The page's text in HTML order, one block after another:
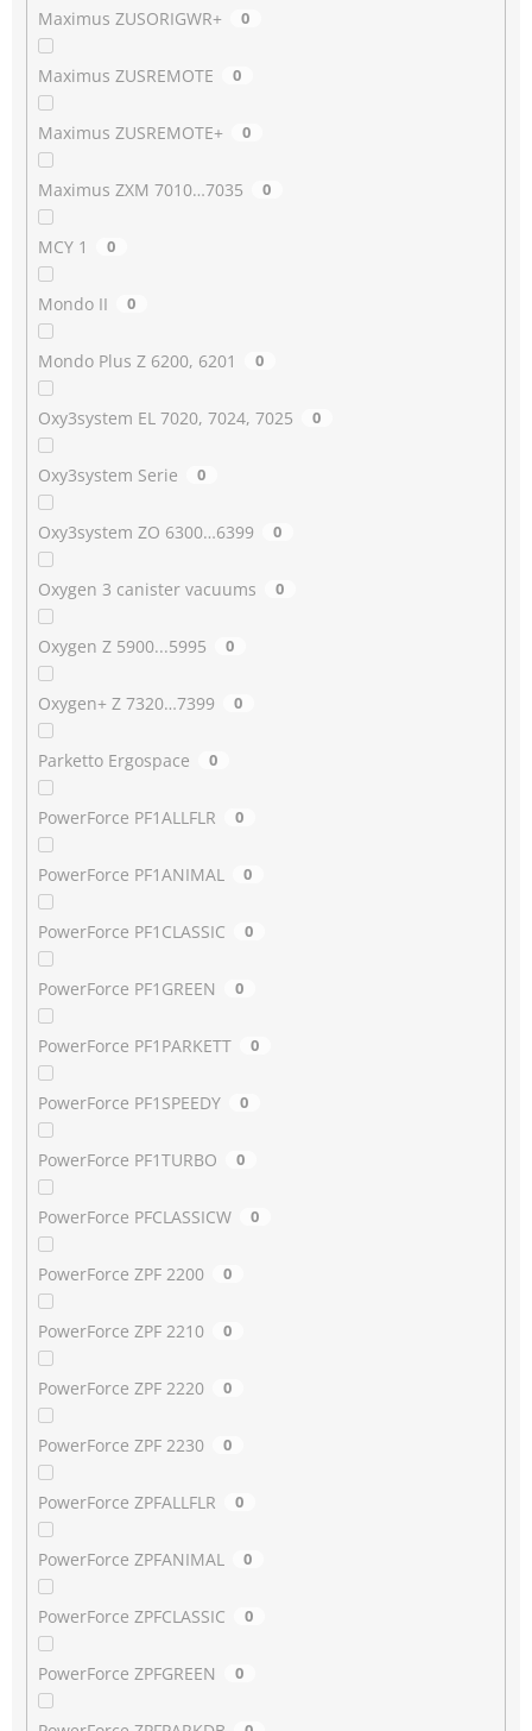
Maximus ZUSORIGWR+ 0
Maximus ZUSREMOTE 0
Maximus ZUSREMOTE+ 0
Maximus ZXM 7010…7035 0
MCY 1 0
Mondo II 0
Mondo Plus Z 6200, 6201 0
Oxy3system EL 7020, 7024, 7025 0
Oxy3system Serie 0
Oxy3system ZO 6300…6399 0
Oxygen 3 canister vacuums 0
Oxygen Z 5900...5995 0
Oxygen+ Z 7320…7399 0
Parketto Ergospace 0
PowerForce PF1ALLFLR 0
PowerForce PF1ANIMAL 0
PowerForce PF1CLASSIC 0
PowerForce PF1GREEN 0
PowerForce PF1PARKETT 0
PowerForce PF1SPEEDY 0
PowerForce PF1TURBO 0
PowerForce PFCLASSICW 0
PowerForce ZPF 2200 0
PowerForce ZPF 2210 0
PowerForce ZPF 2220 0
PowerForce ZPF 2230 0
PowerForce ZPFALLFLR 0
PowerForce ZPFANIMAL 0
PowerForce ZPFCLASSIC 0
PowerForce ZPFGREEN 0